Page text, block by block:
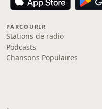
PARCOURIR
Stations de radio
Podcasts
Chansons Populaires